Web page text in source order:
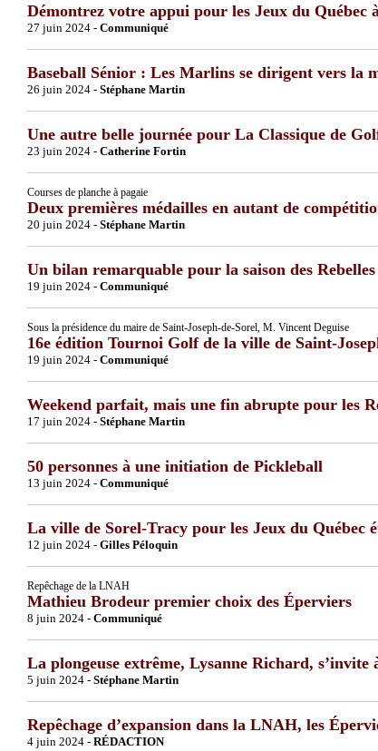
Démontrez votre appui pour les Jeux du Québec
27 juin 2024 - Communiqué
Baseball Sénior : Les Marlins se dirigent vers la
26 juin 2024 - Stéphane Martin
Une autre belle journée pour La Classique de
23 juin 2024 - Catherine Fortin
Courses de planche à pagaie
Deux premières médailles en autant de
20 juin 2024 - Stéphane Martin
Un bilan remarquable pour la saison des
19 juin 2024 - Communiqué
Sous la présidence du maire de Saint-Joseph-de-Sorel, M. Vincent Deguise
16e édition Tournoi Golf de la ville de Saint-
19 juin 2024 - Communiqué
Weekend parfait, mais une fin abrupte pour les
17 juin 2024 - Stéphane Martin
50 personnes à une initiation de Pickleball
13 juin 2024 - Communiqué
La ville de Sorel-Tracy pour les Jeux du Québec
12 juin 2024 - Gilles Péloquin
Repêchage de la LNAH
Mathieu Brodeur premier choix des Éperviers
8 juin 2024 - Communiqué
La plongeuse extrême, Lysanne Richard, s’invite
5 juin 2024 - Stéphane Martin
Repêchage d’expansion dans la LNAH, les
4 juin 2024 - RÉDACTION